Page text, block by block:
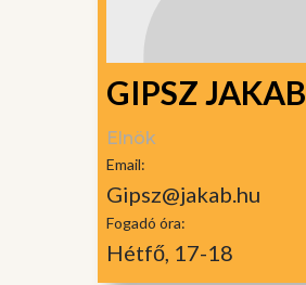
GIPSZ JAKAB
Elnök
Email:
Gipsz@jakab.hu
Fogadó óra:
Hétfő, 17-18